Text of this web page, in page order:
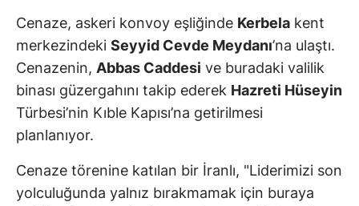
Cenaze, askeri konvoy eşliğinde Kerbela kent
merkezindeki Seyyid Cevde Meydanı’na ulaştı.
Cenazenin, Abbas Caddesi ve buradaki valilik
binası güzergahını takip ederek Hazreti Hüseyin
Türbesi’nin Kıble Kapısı’na getirilmesi
planlanıyor.
Cenaze törenine katılan bir İranlı, "Liderimizi son
yolculuğunda yalnız bırakmamak için buraya